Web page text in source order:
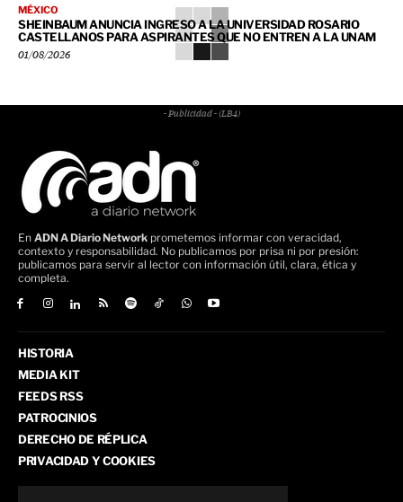
MÉXICO
SHEINBAUM ANUNCIA INGRESO A LA UNIVERSIDAD ROSARIO
CASTELLANOS PARA ASPIRANTES QUE NO ENTREN A LA UNAM
01/08/2026
- Publicidad - (LB4)
En ADN A Diario Network prometemos informar con veracidad,
contexto y responsabilidad. No publicamos por prisa ni por presión:
publicamos para servir al lector con información útil, clara, ética y
completa.
HISTORIA
MEDIA KIT
FEEDS RSS
PATROCINIOS
DERECHO DE RÉPLICA
PRIVACIDAD Y COOKIES